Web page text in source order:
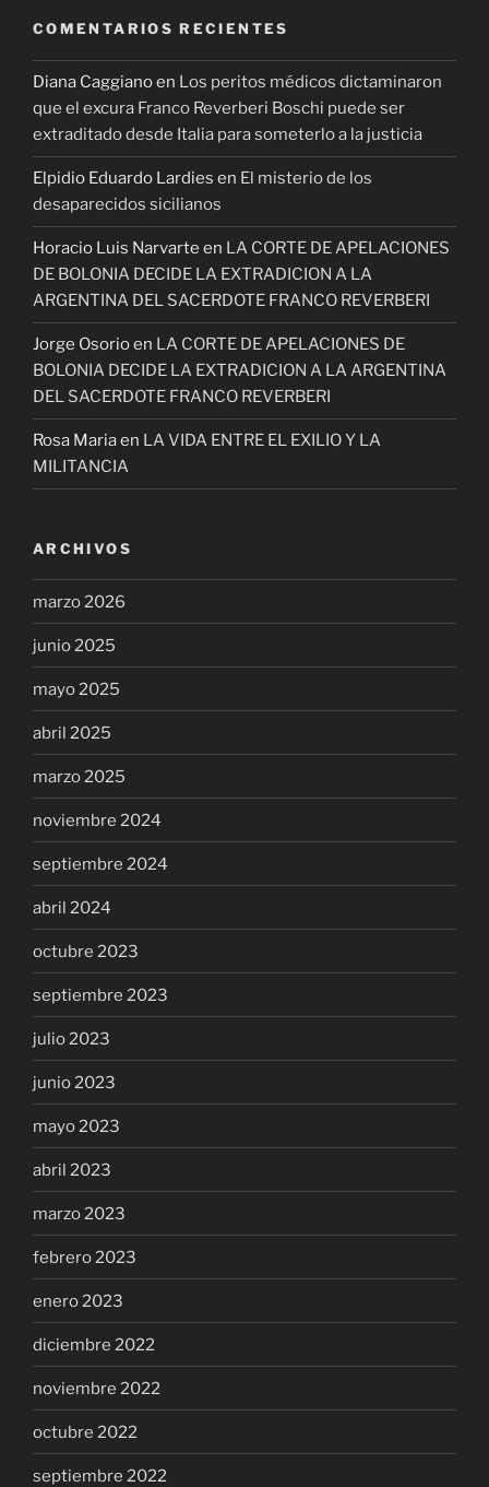
COMENTARIOS RECIENTES
Diana Caggianoen Los peritos médicos dictaminaron
que el excura Franco Reverberi Boschi puede ser
extraditado desde Italia para someterlo a la justicia
Elpidio Eduardo Lardies en El misterio de los
desaparecidos sicilianos
Horacio Luis Narvarte en LA CORTE DE APELACIONES
DE BOLONIA DECIDE LA EXTRADICION A LA
ARGENTINA DEL SACERDOTE FRANCO REVERBERI
Jorge Osorioen LA CORTE DE APELACIONES DE
BOLONIA DECIDE LA EXTRADICION A LA ARGENTINA
DEL SACERDOTE FRANCO REVERBERI
Rosa Mariaen LA VIDA ENTRE EL EXILIO Y LA
MILITANCIA
ARCHIVOS
marzo 2026
junio 2025
mayo 2025
abril 2025
marzo 2025
noviembre 2024
septiembre 2024
abril 2024
octubre 2023
septiembre 2023
julio 2023
junio 2023
mayo 2023
abril 2023
marzo 2023
febrero 2023
enero 2023
diciembre 2022
noviembre 2022
octubre 2022
septiembre 2022